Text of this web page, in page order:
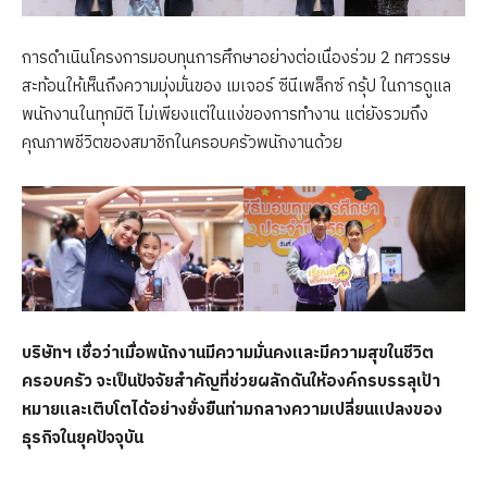
การดำเนินโครงการมอบทุนการศึกษาอย่างต่อเนื่องร่วม 2 ทศวรรษ
สะท้อนให้เห็นถึงความมุ่งมั่นของ เมเจอร์ ซีนีเพล็กซ์ กรุ้ป ในการดูแล
พนักงานในทุกมิติ ไม่เพียงแต่ในแง่ของการทำงาน แต่ยังรวมถึง
คุณภาพชีวิตของสมาชิกในครอบครัวพนักงานด้วย
บริษัทฯ เชื่อว่าเมื่อพนักงานมีความมั่นคงและมีความสุขในชีวิต
ครอบครัว จะเป็นปัจจัยสำคัญที่ช่วยผลักดันให้องค์กรบรรลุเป้า
หมายและเติบโตได้อย่างยั่งยืนท่ามกลางความเปลี่ยนแปลงของ
ธุรกิจในยุคปัจจุบัน